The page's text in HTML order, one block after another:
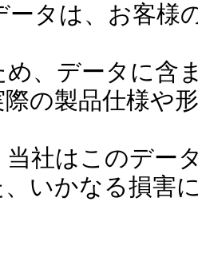
ータは、お客様
、データに含
際の製品仕様や
社はこのデー
いかなる損害